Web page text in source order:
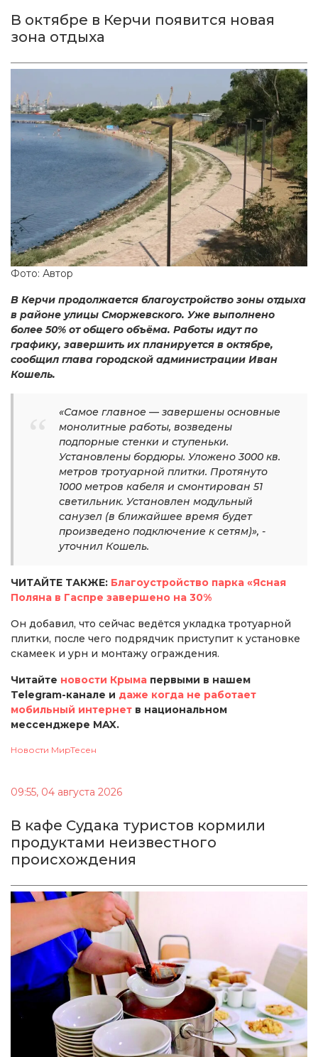
В октябре в Керчи появится новая
зона отдыха
Фото: Автор
В Керчи продолжается благоустройство зоны отдыха
в районе улицы Сморжевского. Уже выполнено
более 50% от общего объёма. Работы идут по
графику, завершить их планируется в октябре,
сообщил глава городской администрации Иван
Кошель.
«Самое главное — завершены основные
монолитные работы, возведены
подпорные стенки и ступеньки.
Установлены бордюры. Уложено 3000 кв.
метров тротуарной плитки. Протянуто
1000 метров кабеля и смонтирован 51
светильник. Установлен модульный
санузел (в ближайшее время будет
произведено подключение к сетям)», -
уточнил Кошель.
ЧИТАЙТЕ ТАКЖЕ: Благоустройство парка «Ясная
Поляна в Гаспре завершено на 30%
Он добавил, что сейчас ведётся укладка тротуарной
плитки, после чего подрядчик приступит к установке
скамеек и урн и монтажу ограждения.
Читайте новости Крыма первыми в нашем
Telegram-канале и даже когда не работает
мобильный интернет в национальном
мессенджере MAX.
Новости МирТесен
09:55, 04 августа 2026
В кафе Судака туристов кормили
продуктами неизвестного
происхождения